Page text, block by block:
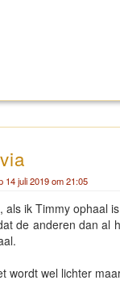
14 juli 2019 om 21:05
als ik Timmy ophaal
de anderen dan al
wordt wel lichter